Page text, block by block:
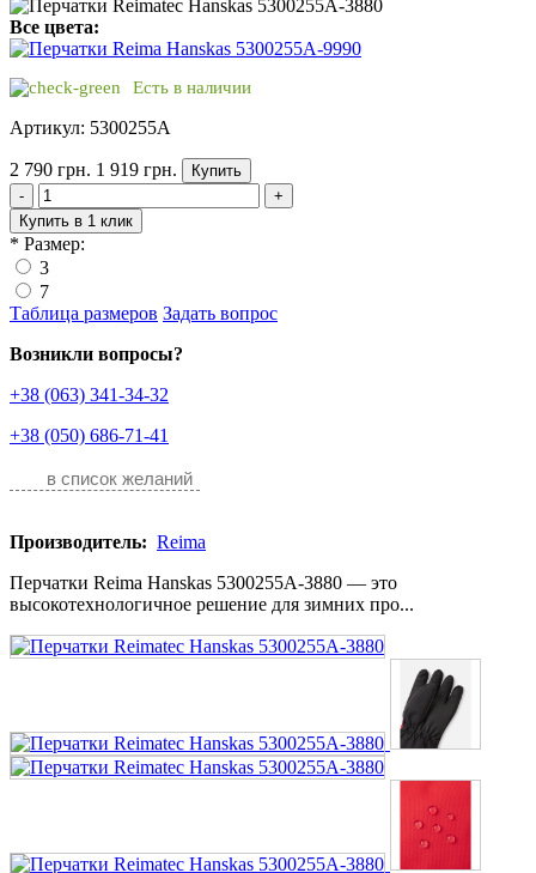
Все цвета:
Есть в наличии
Артикул: 5300255A
2 790 грн. 1 919 грн.
Купить
-
+
Купить в 1 клик
* Размер:
3
7
Таблица размеров Задать вопрос
Возникли вопросы?
+38 (063) 341-34-32
+38 (050) 686-71-41
в список желаний
Производитель: Reima
Перчатки Reima Hanskas 5300255A-3880 — это
высокотехнологичное решение для зимних про...